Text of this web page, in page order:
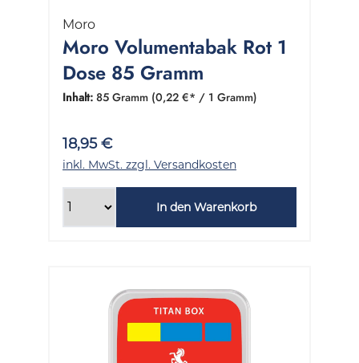
Moro
Moro Volumentabak Rot 1
Dose 85 Gramm
Inhalt: 85 Gramm (0,22 €* / 1 Gramm)
18,95 €
inkl. MwSt. zzgl. Versandkosten
In den Warenkorb